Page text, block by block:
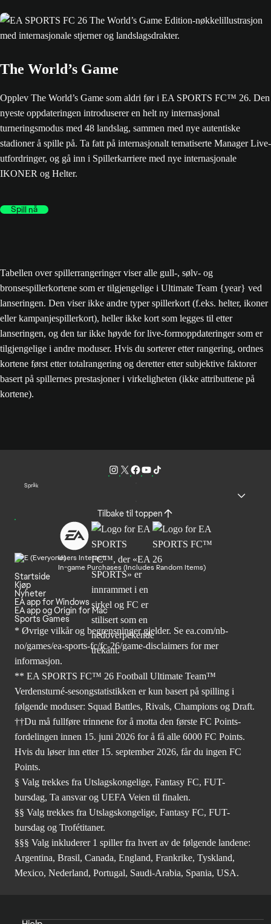
The World’s Game
Opplev The World’s Game som aldri før i EA SPORTS FC™ 26. Den
nyeste oppdateringen introduserer en helt ny internasjonal
turneringsmodus med 48 landslag, sammen med nye autentiske
stadioner å spille på. Ta fatt på internasjonalt tematiserte Manager Live-
utfordringer, og gå inn i Spillerkarriere med nye internasjonale
IKONER og Helter.
Spill nå
Tabellen over spillerrangeringer viser alle gull-, sølv- og
bronsespillerkortene som er tilgjengelige i Ultimate Team {year} ved
lanseringen. Den viser ikke andre typer spillerkort (f.eks. helter, ikoner
eller kampanjespillerkort), heller ikke kort som legges til etter
lanseringen, og den tar ikke høyde for live-formoppdateringer som er
tilgjengelige i andre moduser. Hvis du sorterer etter rangering, ordnes
kortene først etter totalrangering og deretter etter subjektive faktorer
basert på spillernes prestasjoner i virkeligheten (ikke attributtene på
kortene).
Språk
Tilbake til toppen
Users Interact
In-game Purchases (Includes Random Items)
Startside
Kjøp
Nyheter
EA app for Windows
EA app og Origin for Mac
Sports Games
* Øvrige vilkår og begrensninger gjelder. Se ea.com/nb-
no/games/ea-sports-fc/fc-26/game-disclaimers for mer
informasjon.
** EA SPORTS FC™ 26 Football Ultimate Team™
Verdensturné-sesongstatistikken er kun basert på spilling i
følgende moduser: Squad Battles, Rivals, Champions og Draft.
††Du må fullføre trinnene for å motta den første FC Points-
fordelingen innen 15. juni 2026 for å få alle 6000 FC Points.
Hvis du løser inn etter 15. september 2026, får du ingen FC
Points.
§ Valg trekkes fra Utslagskongelige, Fantasy FC, FUT-
bursdag, Ta ansvar og UEFA Veien til finalen.
§§ Valg trekkes fra Utslagskongelige, Fantasy FC, FUT-
bursdag og Trofétitaner.
§§§ Valg inkluderer 1 spiller fra hvert av de følgende landene:
Argentina, Brasil, Canada, England, Frankrike, Tyskland,
Mexico, Nederland, Portugal, Saudi-Arabia, Spania, USA.